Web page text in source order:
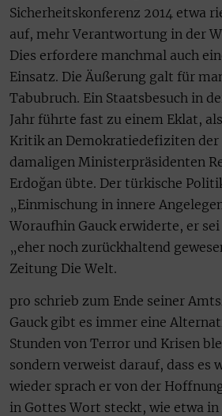
Sicherheitskonferenz 2014 etwa
auf, mehr Verantwortung in der
Dies erfordere manchmal auch
Einsatz. Die Äußerung galt für
Tabubruch. Ein Staatsbesuch in
Jahr führte fast zu einem Eklat,
Kritik an Demokratiedefiziten der
damaligen Ministerpräsidenten
Erdoğan übte. Der türkische
„Einmischung in innere
Woraufhin Gauck erwiderte, er
„eher noch zurückhaltend
Zeitung Die Welt.
pro schrieb zum Ende seiner
Gauck gibt es immer eine
Stunden von Terror und Krisen
sondern verweist darauf, dass es
wieder sprach er von der
in Gottes Wort steckt, wie etwa in